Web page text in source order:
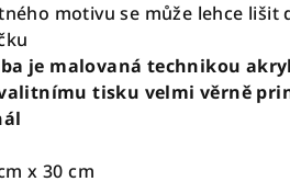
motivu se může lehce lišit
je malovaná technikou
tisku velmi věrně
x 30 cm